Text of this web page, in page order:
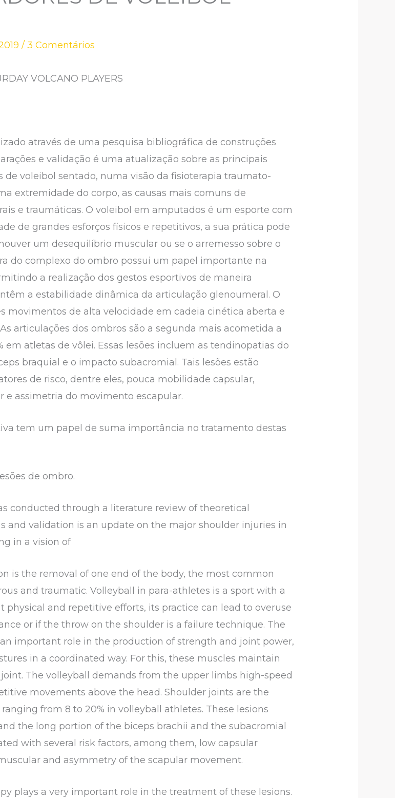
/3 Comentários
VOLCANO PLAYERS
através de uma pesquisa bibliográfica de construções
e validação é uma atualização sobre as principais
de voleibol sentado, numa visão da fisioterapia traumato-
extremidade do corpo, as causas mais comuns de
e traumáticas. O voleibol em amputados é um esporte com
de grandes esforços físicos e repetitivos, a sua prática pode
um desequilíbrio muscular ou se o arremesso sobre o
do complexo do ombro possui um papel importante na
a realização dos gestos esportivos de maneira
a estabilidade dinâmica da articulação glenoumeral. O
movimentos de alta velocidade em cadeia cinética aberta e
articulações dos ombros são a segunda mais acometida a
em atletas de vôlei. Essas lesões incluem as tendinopatias do
braquial e o impacto subacromial. Tais lesões estão
de risco, dentre eles, pouca mobilidade capsular,
e assimetria do movimento escapular.
tem um papel de suma importância no tratamento destas
de ombro.
conducted through a literature review of theoretical
and validation is an update on the major shoulder injuries in
in a vision of
is the removal of one end of the body, the most common
and traumatic. Volleyball in para-athletes is a sport with a
physical and repetitive efforts, its practice can lead to overuse
or if the throw on the shoulder is a failure technique. The
important role in the production of strength and joint power,
in a coordinated way. For this, these muscles maintain
The volleyball demands from the upper limbs high-speed
movements above the head. Shoulder joints are the
from 8 to 20% in volleyball athletes. These lesions
the long portion of the biceps brachii and the subacromial
with several risk factors, among them, low capsular
and asymmetry of the scapular movement.
plays a very important role in the treatment of these lesions.